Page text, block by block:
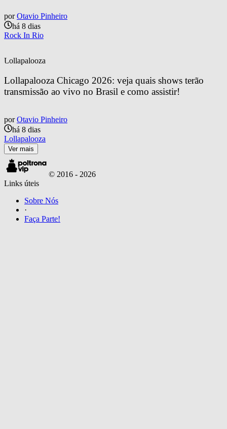
por Otavio Pinheiro
há 8 dias
Rock In Rio
Lollapalooza
Lollapalooza Chicago 2026: veja quais shows terão
transmissão ao vivo no Brasil e como assistir!
por Otavio Pinheiro
há 8 dias
Lollapalooza
Ver mais
© 2016 - 2026
Links úteis
Sobre Nós
·
Faça Parte!